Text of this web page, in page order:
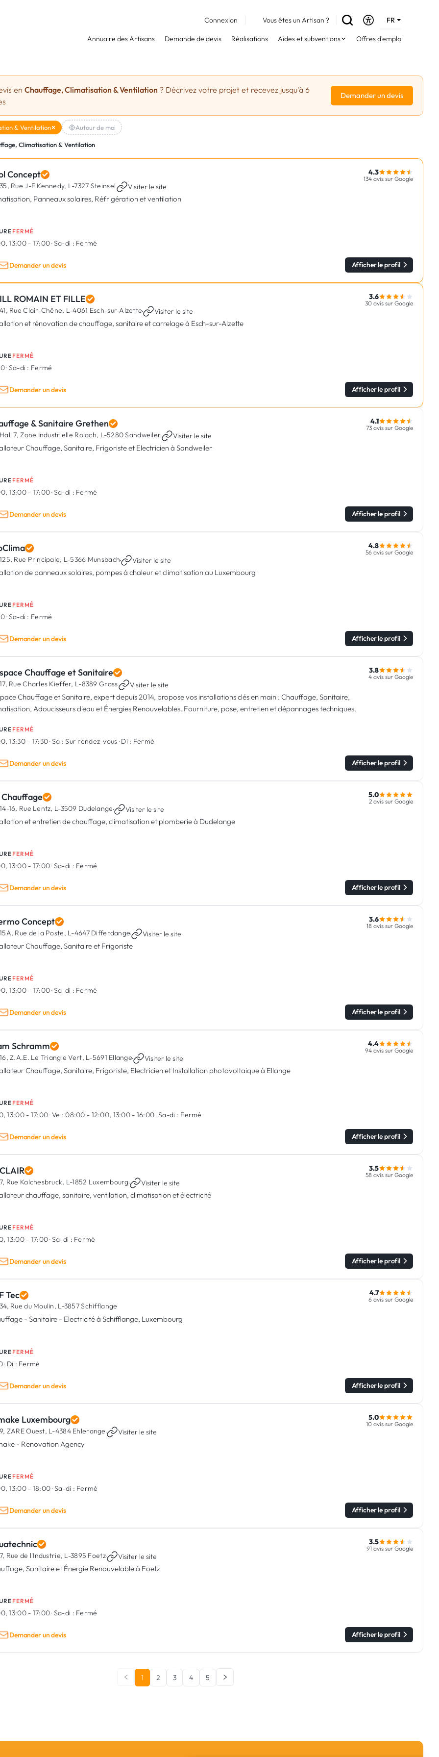
Connexion Vous êtes un Artisan ?
FR
Annuaire des Artisans Demande de devis Réalisations Aides et subventions Offres d'emploi
en Chauffage, Climatisation & Ventilation ? Décrivez votre projet et recevez jusqu'à 6
Demander un devis
& Ventilation Autour de moi
Climatisation & Ventilation
Concept
35, Rue J-F Kennedy, L-7327 Steinsel· Visiter le site
Panneaux solaires, Réfrigération et ventilation
4.3
134 avis sur Google
FERMÉ
13:00 - 17:00·Sa-di : Fermé
Demander un devis Afficher le profil
ROMAIN ET FILLE
41, Rue Clair-Chêne, L-4061 Esch-sur-Alzette· Visiter le site
et rénovation de chauffage, sanitaire et carrelage à Esch-sur-Alzette
3.6
30 avis sur Google
FERMÉ
·Sa-di : Fermé
Demander un devis Afficher le profil
& Sanitaire Grethen
Hall 7, Zone Industrielle Rolach, L-5280 Sandweiler· Visiter le site
Chauffage, Sanitaire, Frigoriste et Electricien à Sandweiler
4.1
73 avis sur Google
FERMÉ
13:00 - 17:00·Sa-di : Fermé
Demander un devis Afficher le profil
125, Rue Principale, L-5366 Munsbach· Visiter le site
de panneaux solaires, pompes à chaleur et climatisation au Luxembourg
4.8
56 avis sur Google
FERMÉ
·Sa-di : Fermé
Demander un devis Afficher le profil
Chauffage et Sanitaire
17, Rue Charles Kieffer, L-8389 Grass· Visiter le site
Chauffage et Sanitaire, expert depuis 2014, propose vos installations clés en main : Chauffage, Sanitaire,
Adoucisseurs d'eau et Énergies Renouvelables. Fourniture, pose, entretien et dépannages techniques.
3.8
4 avis sur Google
FERMÉ
13:30 - 17:30·Sa : Sur rendez-vous ·Di : Fermé
Demander un devis Afficher le profil
Chauffage
14-16, Rue Lentz, L-3509 Dudelange· Visiter le site
et entretien de chauffage, climatisation et plomberie à Dudelange
5.0
2 avis sur Google
FERMÉ
13:00 - 17:00·Sa-di : Fermé
Demander un devis Afficher le profil
Concept
15A, Rue de la Poste, L-4647 Differdange· Visiter le site
Chauffage, Sanitaire et Frigoriste
3.6
18 avis sur Google
FERMÉ
13:00 - 17:00·Sa-di : Fermé
Demander un devis Afficher le profil
Schramm
16, Z.A.E. Le Triangle Vert, L-5691 Ellange· Visiter le site
Chauffage, Sanitaire, Frigoriste, Electricien et Installation photovoltaique à Ellange
4.4
94 avis sur Google
FERMÉ
13:00 - 17:00·Ve : 08:00 - 12:00, 13:00 - 16:00·Sa-di : Fermé
Demander un devis Afficher le profil
7, Rue Kalchesbruck, L-1852 Luxembourg· Visiter le site
chauffage, sanitaire, ventilation, climatisation et électricité
3.5
58 avis sur Google
FERMÉ
13:00 - 17:00·Sa-di : Fermé
Demander un devis Afficher le profil
Tec
34, Rue du Moulin, L-3857 Schifflange
- Sanitaire - Electricité à Schifflange, Luxembourg
4.7
6 avis sur Google
FERMÉ
· Di : Fermé
Demander un devis Afficher le profil
Luxembourg
9, ZARE Ouest, L-4384 Ehlerange· Visiter le site
- Renovation Agency
5.0
10 avis sur Google
FERMÉ
13:00 - 18:00·Sa-di : Fermé
Demander un devis Afficher le profil
7, Rue de l'Industrie, L-3895 Foetz· Visiter le site
Sanitaire et Énergie Renouvelable à Foetz
3.5
91 avis sur Google
FERMÉ
13:00 - 17:00·Sa-di : Fermé
Demander un devis Afficher le profil
1 2 3 4 5